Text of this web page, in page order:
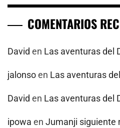
COMENTARIOS
David en Las aventuras del
jalonsoen Las aventuras
David en Las aventuras del
ipowa en Jumanji siguiente